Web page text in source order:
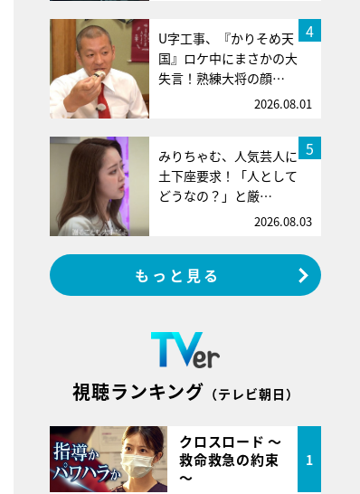
4
U字工事、『かりそめ天
国』ロケ中にまさかの大
失言！熟練大将の顔…
2026.08.01
5
みりちゃむ、人気芸人に
土下座要求！「人として
どうなの？」と厳…
2026.08.03
もっと見る
視聴ランキング （テレビ朝日）
クロスロード ～
救命救急の約束
～
1